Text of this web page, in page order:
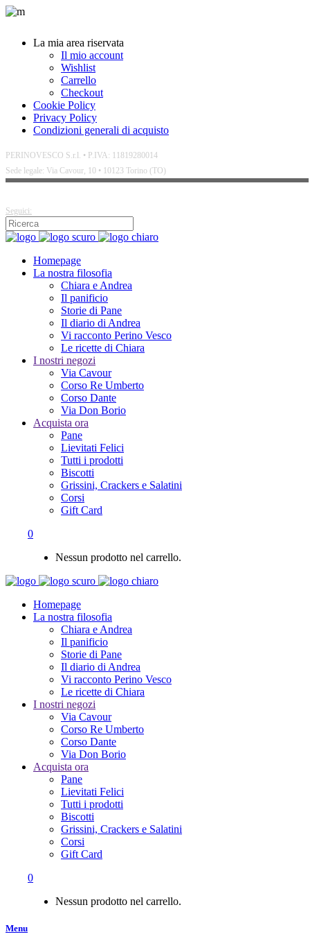
La mia area riservata
Il mio account
Wishlist
Carrello
Checkout
Cookie Policy
Privacy Policy
Condizioni generali di acquisto
PERINOVESCO S.r.l. • P.IVA: 11819280014
Sede legale: Via Cavour, 10 • 10123 Torino (TO)
Seguici:
Homepage
La nostra filosofia
Chiara e Andrea
Il panificio
Storie di Pane
Il diario di Andrea
Vi racconto Perino Vesco
Le ricette di Chiara
I nostri negozi
Via Cavour
Corso Re Umberto
Corso Dante
Via Don Borio
Acquista ora
Pane
Lievitati Felici
Tutti i prodotti
Biscotti
Grissini, Crackers e Salatini
Corsi
Gift Card
0
Nessun prodotto nel carrello.
Homepage
La nostra filosofia
Chiara e Andrea
Il panificio
Storie di Pane
Il diario di Andrea
Vi racconto Perino Vesco
Le ricette di Chiara
I nostri negozi
Via Cavour
Corso Re Umberto
Corso Dante
Via Don Borio
Acquista ora
Pane
Lievitati Felici
Tutti i prodotti
Biscotti
Grissini, Crackers e Salatini
Corsi
Gift Card
0
Nessun prodotto nel carrello.
Menu